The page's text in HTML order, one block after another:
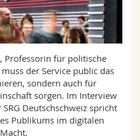
Professorin für politische
der Service public das
sondern auch für
sorgen. Im Interview
Deutschschweiz spricht
Publikums im digitalen